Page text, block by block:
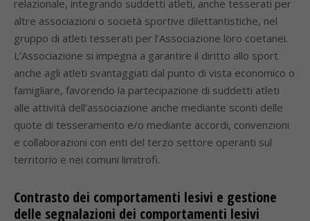
relazionale, integrando suddetti atleti, anche tesserati per
altre associazioni o società sportive dilettantistiche, nel
gruppo di atleti tesserati per l’Associazione loro coetanei.
L’Associazione si impegna a garantire il diritto allo sport
anche agli atleti svantaggiati dal punto di vista economico o
famigliare, favorendo la partecipazione di suddetti atleti
alle attività dell’associazione anche mediante sconti delle
quote di tesseramento e/o mediante accordi, convenzioni
e collaborazioni con enti del terzo settore operanti sul
territorio e nei comuni limitrofi.
Contrasto dei comportamenti lesivi e gestione
delle segnalazioni dei comportamenti lesivi